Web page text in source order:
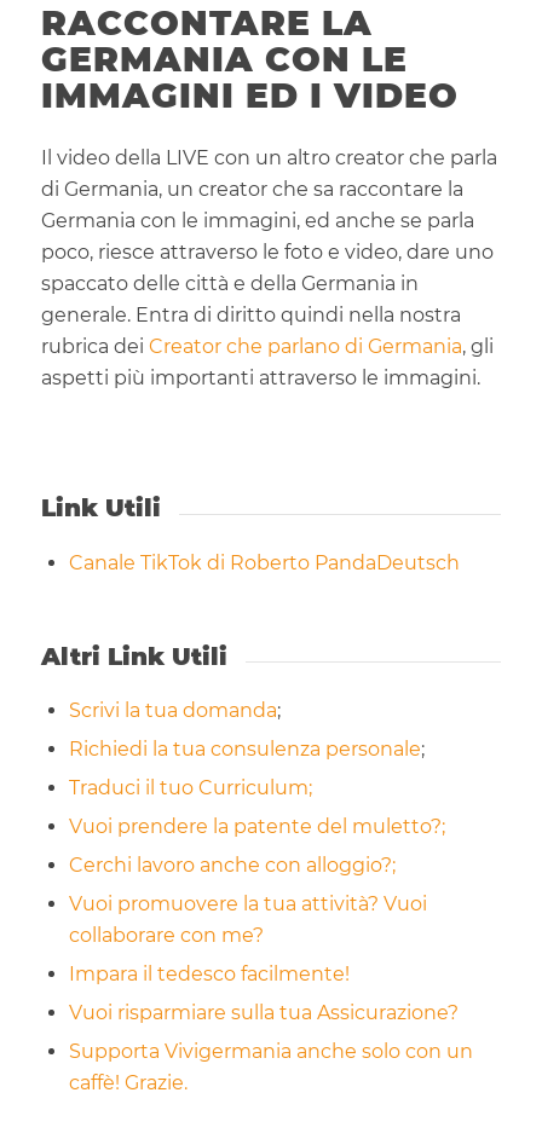
RACCONTARE LA
GERMANIA CON LE
IMMAGINI ED I VIDEO
Il video della LIVE con un altro creator che parla
di Germania, un creator che sa raccontare la
Germania con le immagini, ed anche se parla
poco, riesce attraverso le foto e video, dare uno
spaccato delle città e della Germania in
generale. Entra di diritto quindi nella nostra
rubrica dei Creator che parlano di Germania, gli
aspetti più importanti attraverso le immagini.
Link Utili
Canale TikTok di Roberto PandaDeutsch
Altri Link Utili
Scrivi la tua domanda;
Richiedi la tua consulenza personale;
Traduci il tuo Curriculum;
Vuoi prendere la patente del muletto?;
Cerchi lavoro anche con alloggio?;
Vuoi promuovere la tua attività? Vuoi
collaborare con me?
Impara il tedesco facilmente!
Vuoi risparmiare sulla tua Assicurazione?
Supporta Vivigermania anche solo con un
caffè! Grazie.